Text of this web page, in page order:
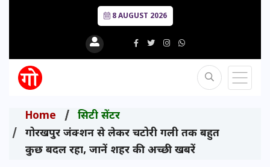
8 AUGUST 2026
Home
सिटी सेंटर
गोरखपुर जंक्शन से लेकर चटोरी गली तक बहुत
कुछ बदल रहा, जानें शहर की अच्छी खबरें